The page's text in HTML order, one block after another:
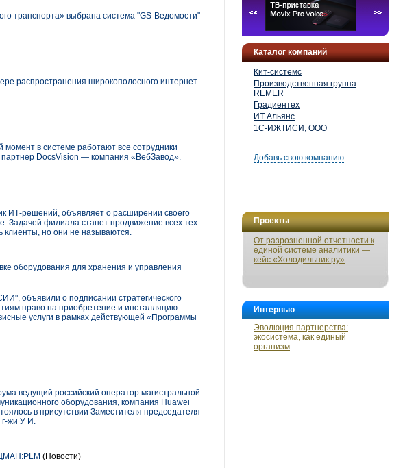
Каталог компаний
Кит-системс
Производственная группа
REMER
Градиентех
ИТ Альянс
1С-ИЖТИСИ, ООО
Добавь свою компанию
Проекты
От разрозненной отчетности к
единой системе аналитики —
кейс «Холодильник.ру»
Интервью
Эволюция партнерства:
экосистема, как единый
организм
транспорта» выбрана система "GS-Ведомости"
распространения широкополосного интернет-
в системе работают все сотрудники
DocsVision — компания «ВебЗавод».
ИТ-решений, объявляет о расширении своего
Задачей филиала станет продвижение всех тех
клиенты, но они не называются.
оборудования для хранения и управления
объявили о подписании стратегического
право на приобретение и инсталляцию
услуги в рамках действующей «Программы
ведущий российский оператор магистральной
оборудования, компания Huawei
в присутствии Заместителя председателя
г-жи У И.
(Новости)